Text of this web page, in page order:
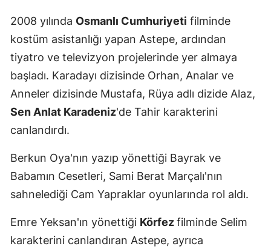
Ordu
Rize
Sinop
Tekirdağ
2008 yılında Osmanlı Cumhuriyeti filminde
kostüm asistanlığı yapan Astepe, ardından
tiyatro ve televizyon projelerinde yer almaya
başladı. Karadayı dizisinde Orhan, Analar ve
Anneler dizisinde Mustafa, Rüya adlı dizide Alaz,
Sen Anlat Karadeniz'de Tahir karakterini
canlandırdı.
Berkun Oya'nın yazıp yönettiği Bayrak ve
Babamın Cesetleri, Sami Berat Marçalı'nın
sahnelediği Cam Yapraklar oyunlarında rol aldı.
Emre Yeksan'ın yönettiği Körfezfilminde Selim
karakterini canlandıran Astepe, ayrıca